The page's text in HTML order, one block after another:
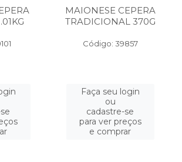
MAIONESE CEPERA
TRADICIONAL 370G
Código: 39857
Faça seu login
ou
cadastre-se
para ver preços
e comprar